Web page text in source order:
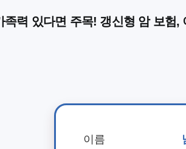
족력 있다면 주목! 갱신형 암 보험,